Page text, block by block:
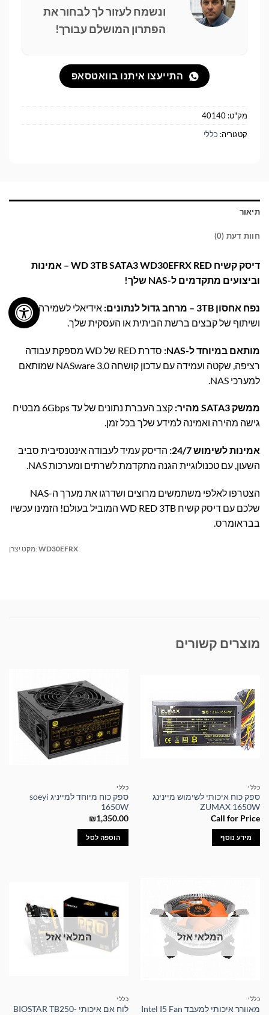
ונשמח לעזור לך לבחור את
הפתרון המושלם עבורך!
התייעצו איתנו בוואטסאפ
מק"ט: 40140
קטגוריה: כללי
תיאור
חוות דעת (0)
דיסק קשיח WD 3TB SATA3 WD30EFRX RED – אמינות
וביצועים מתקדמים ל-NAS שלך!
נפח אחסון 3TB – מרחב גדול לנתונים:
אידיאלי לשמירה, גיבוי
ושיתוף של קבצים ברשת הביתית או העסקית שלך.
מותאם במיוחד ל-NAS:
סדרת RED של WD מספקת עבודה
רציפה, שקטה ועמידה עם עדכון קושחה NASware 3.0 שמותאם
למערכי NAS.
ממשק SATA3 מהיר:
קצב העברת נתונים של עד 6Gbps מבטיח
גישה מהירה ואמינה למידע שלך בכל זמן.
אמינות לשימוש 24/7:
הדיסק עמיד לעבודה אינטנסיבית סביב
השעון, עם טכנולוגיית הגנה מתקדמת לשרתים ומערכות NAS.
הצטרפו לאלפי משתמשים מרוצים ושדרגו את מערך ה-NAS
שלכם עם דיסק קשיח WD RED 3TB המוביל בעולם! הזמינו עכשיו
בבראומרס.
מקט יצרן: WD30EFRX
מוצרים קשורים
כללי
ספק כוח איכותי לשימוש מיינינג
ZUMAX 1650W
Call for Price
מידע נוסף
כללי
ספק כוח מיוחד למייניג soeyi
1650W
₪1,350.00
הוספה לסל
המלאי אזל
כללי
מאוורר איכותי למעבד Intel I5 Fan
המלאי אזל
כללי
לוח אם איכותי BIOSTAR TB250-